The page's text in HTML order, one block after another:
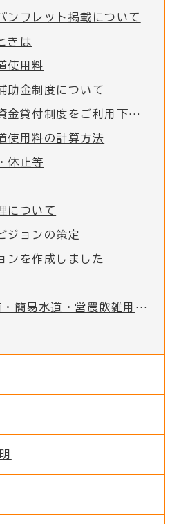
ンフレット掲載について
きは
使用料
助金制度について
水洗便所改造等資金貸付制度をご利用下さい
使用料の計算方法
休止等
について
ジョンの策定
ンを作成しました
水道料金(上水道・簡易水道・営農飲雑用水道)・下水道使用料の消費税率改定に関する経過措置のお知らせ